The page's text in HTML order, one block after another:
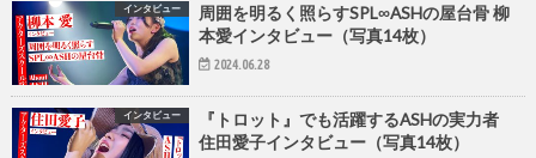
インタビュー
周囲を明るく照らすSPL∞ASHの屋台骨 柳
本愛インタビュー（写真14枚）
2024.06.28
インタビュー
『トロット』でも活躍するASHの実力者
住田愛子インタビュー（写真14枚）